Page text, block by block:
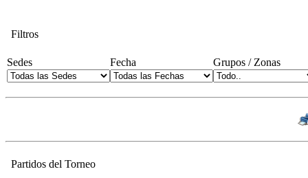
Filtros
Sedes Fecha Grupos / Zonas
Partidos del Torneo